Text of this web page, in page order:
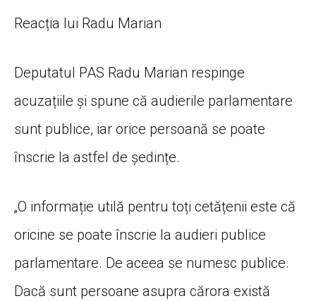
Reacția lui Radu Marian
Deputatul PAS Radu Marian respinge
acuzațiile și spune că audierile parlamentare
sunt publice, iar orice persoană se poate
înscrie la astfel de ședințe.
„O informație utilă pentru toți cetățenii este că
oricine se poate înscrie la audieri publice
parlamentare. De aceea se numesc publice.
Dacă sunt persoane asupra cărora există